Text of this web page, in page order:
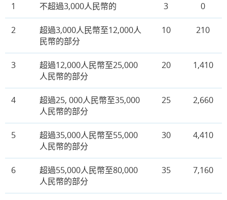
1 不超過3,000人民幣的 3 0
2
超過3,000人民幣至12,000人
民幣的部分
10 210
3
超過12,000人民幣至25,000
人民幣的部分
20 1,410
4
超過25, 000人民幣至35,000
人民幣的部分
25 2,660
5
超過35,000人民幣至55,000
人民幣的部分
30 4,410
6
超過55,000人民幣至80,000
人民幣的部分
35 7,160